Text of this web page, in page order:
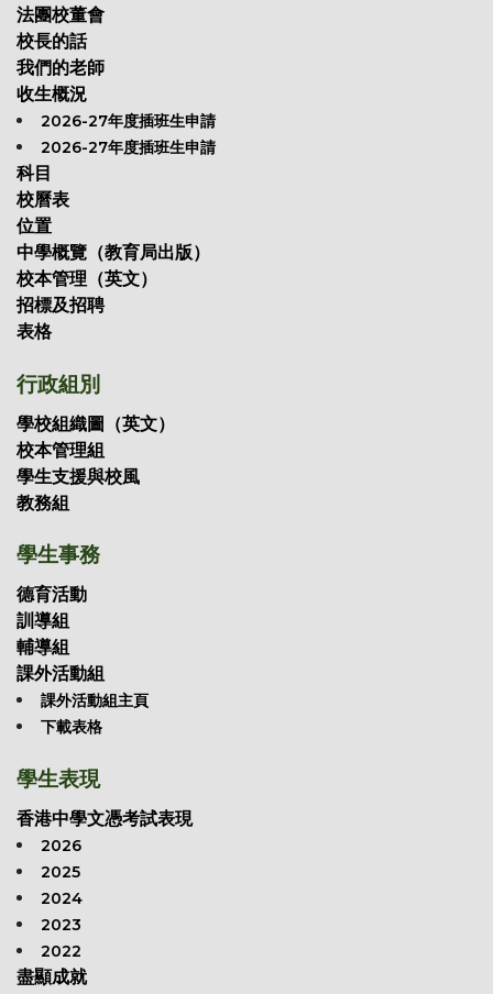
法團校董會
校長的話
我們的老師
收生概況
2026-27年度插班生申請
2026-27年度插班生申請
科目
校曆表
位置
中學概覽（教育局出版）
校本管理（英文）
招標及招聘
表格
行政組別
學校組織圖（英文）
校本管理組
學生支援與校風
教務組
學生事務
德育活動
訓導組
輔導組
課外活動組
課外活動組主頁
下載表格
學生表現
香港中學文憑考試表現
2026
2025
2024
2023
2022
盡顯成就